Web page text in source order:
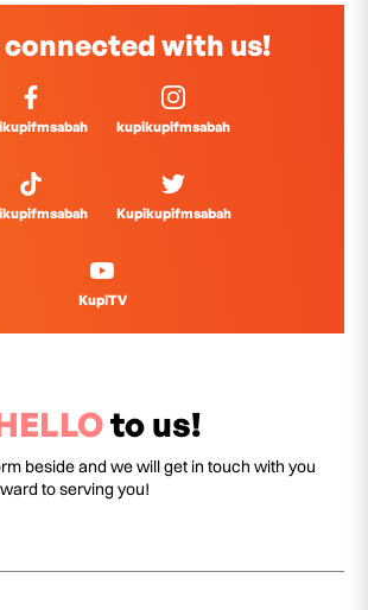
with us!
kupikupifmsabah
Kupikupifmsabah
KupiTV
to us!
beside and we will get in touch with you
to serving you!